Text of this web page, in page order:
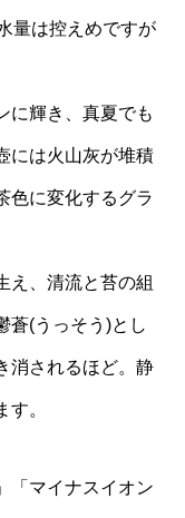
量は控えめですが
に輝き、真夏でも
には火山灰が堆積
色に変化するグラ
え、清流と苔の組
蒼(うっそう)とし
消されるほど。静
。
「マイナスイオン